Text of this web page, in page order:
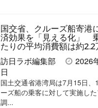
国交省、クルーズ船寄港
済効果を「見える化」
たりの平均消費額は約2.2
訪日ラボ編集部
2026
日
国土交通省港湾局は7月15日、
ーズ船の乗客に対して実施し
調...